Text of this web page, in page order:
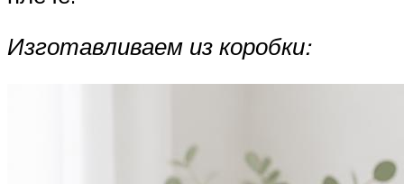
Изготавливаем из коробки: